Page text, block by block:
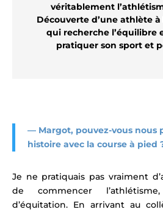
véritablement
Découverte d’une athlète
qui recherche l’équilibre
pratiquer son sport et
— Margot, pouvez-vous nous
histoire avec la course à pied
Je ne pratiquais pas vraiment
de commencer
d’équitation. En arrivant au